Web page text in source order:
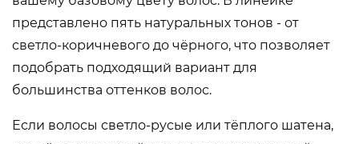
представлено пять натуральных тонов - от
светло-коричневого до чёрного, что позволяет
подобрать подходящий вариант для
большинства оттенков волос.
Если волосы светло-русые или тёплого шатена,